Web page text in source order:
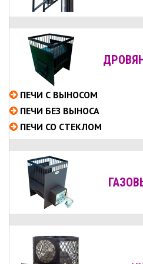
ПЕЧИ С ВЫНОСОМ
ПЕЧИ БЕЗ ВЫНОСА
ПЕЧИ СО СТЕКЛОМ